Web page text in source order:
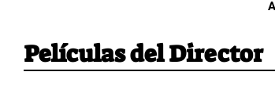
Películas del Director